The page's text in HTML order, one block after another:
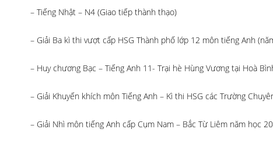
– Tiếng Nhật – N4 (Giao tiếp thành thạo)
– Giải Ba kì thi vượt cấp HSG Thành phố lớp 12 môn tiếng Anh
– Huy chương Bạc – Tiếng Anh 11- Trại hè Hùng Vương tại Hoà
– Giải Khuyến khích môn Tiếng Anh – Kì thi HSG các Trường
– Giải Nhì môn tiếng Anh cấp Cụm Nam – Bắc Từ Liêm năm học